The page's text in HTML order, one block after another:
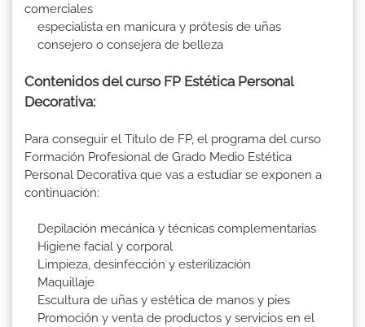
comerciales
especialista en manicura y prótesis de uñas
consejero o consejera de belleza
Contenidos del curso FP Estética Personal
Decorativa:
Para conseguir el Título de FP, el programa del curso
Formación Profesional de Grado Medio Estética
Personal Decorativa que vas a estudiar se exponen a
continuación:
Depilación mecánica y técnicas complementarias
Higiene facial y corporal
Limpieza, desinfección y esterilización
Maquillaje
Escultura de uñas y estética de manos y pies
Promoción y venta de productos y servicios en el